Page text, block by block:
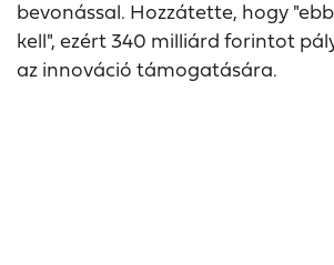
bevonással. Hozzátette, hogy
kell", ezért 340 milliárd forintot
az innováció támogatására.